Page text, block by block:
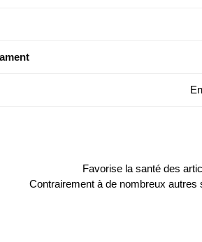
Favorise la santé des
Contrairement à de nombreux